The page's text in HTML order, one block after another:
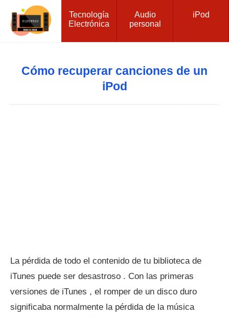
Tecnología
Electrónica
Audio
personal
iPod
Cómo recuperar canciones de un
iPod
La pérdida de todo el contenido de tu biblioteca de
iTunes puede ser desastroso . Con las primeras
versiones de iTunes , el romper de un disco duro
significaba normalmente la pérdida de la música